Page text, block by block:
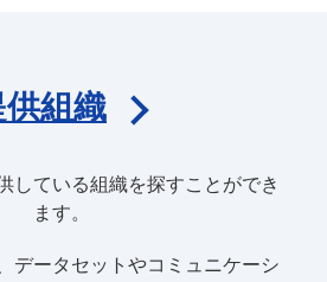
供組織
している組織を探すことができ
ます。
データセットやコミュニケーシ